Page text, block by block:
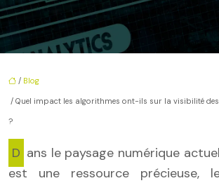
/ Blog
/ Quel impact les algorithmes ont-ils sur la visibilité
?
Dans le paysage numérique actuel, où l’attention
est une ressource précieuse,